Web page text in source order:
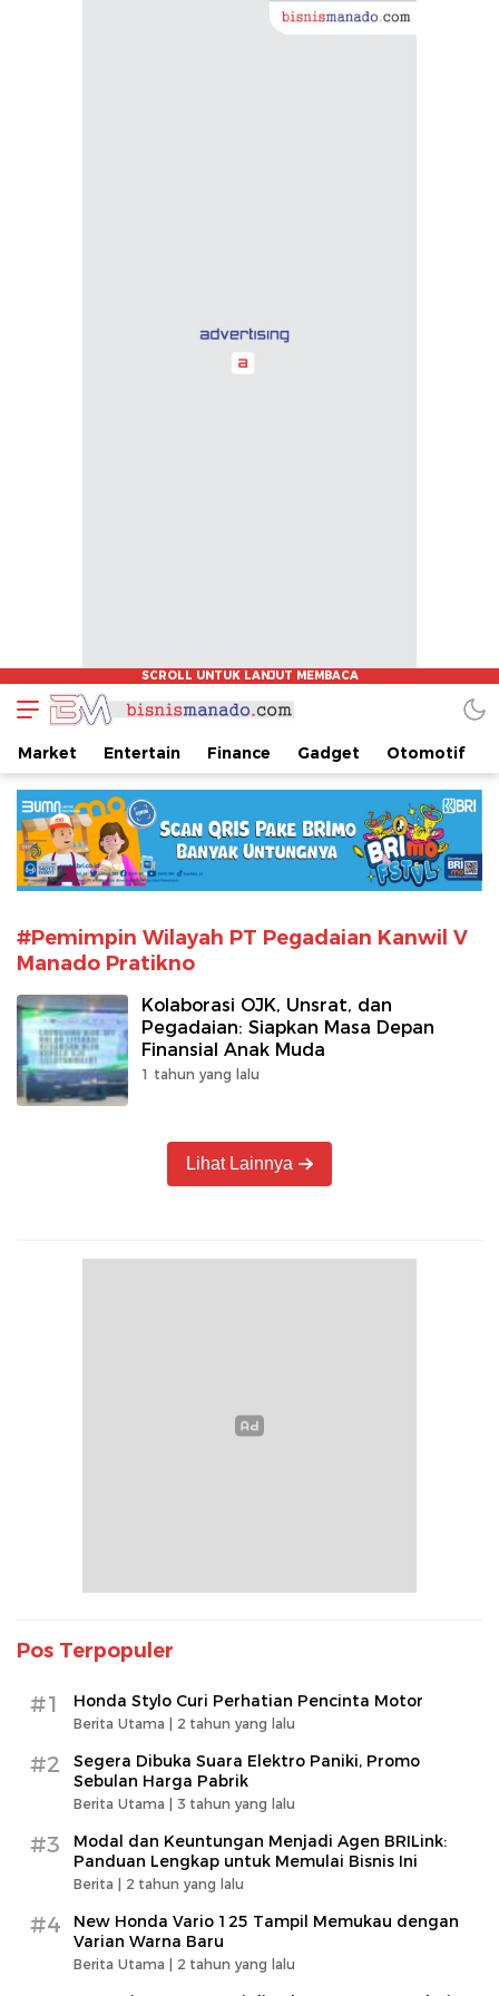
www.bisnismanado.com
Berita Bisnis Sulawesi Utara
Market Entertain Finance Gadget Otomotif
#Pemimpin Wilayah PT Pegadaian Kanwil V
Manado Pratikno
Kolaborasi OJK, Unsrat, dan
Pegadaian: Siapkan Masa Depan
Finansial Anak Muda
1 tahun yang lalu
Lihat Lainnya
Pos Terpopuler
#1 Honda Stylo Curi Perhatian Pencinta Motor
Berita Utama | 2 tahun yang lalu
#2
Segera Dibuka Suara Elektro Paniki, Promo
Sebulan Harga Pabrik
Berita Utama | 3 tahun yang lalu
#3
Modal dan Keuntungan Menjadi Agen BRILink:
Panduan Lengkap untuk Memulai Bisnis Ini
Berita | 2 tahun yang lalu
#4
New Honda Vario 125 Tampil Memukau dengan
Varian Warna Baru
Berita Utama | 2 tahun yang lalu